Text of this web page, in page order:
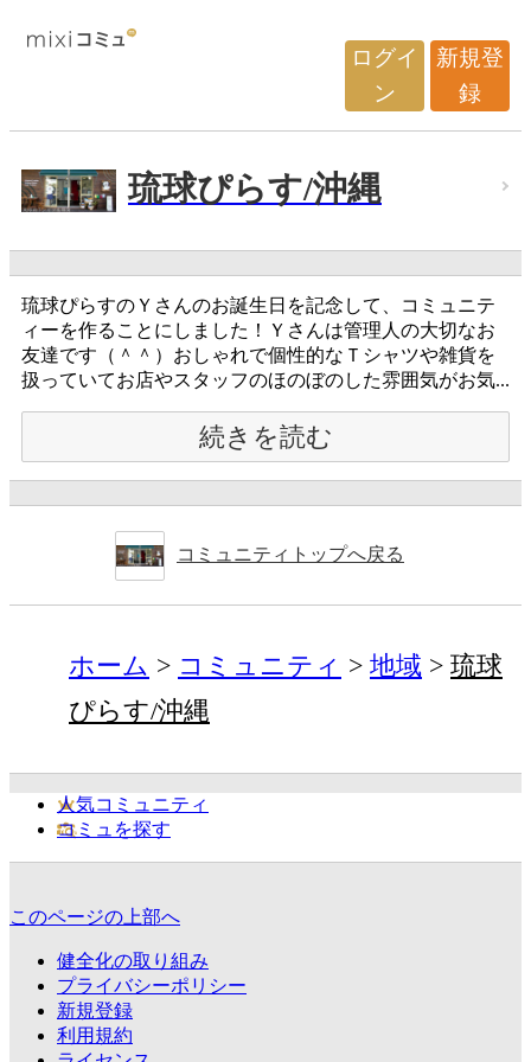
ログイ
ン
新規登
録
琉球ぴらす/沖縄
琉球ぴらすのＹさんのお誕生日を記念して、コミュニテ
ィーを作ることにしました！Ｙさんは管理人の大切なお
友達です（＾＾）おしゃれで個性的なＴシャツや雑貨を
扱っていてお店やスタッフのほのぼのした雰囲気がお気...
続きを読む
コミュニティトップへ戻る
ホーム コミュニティ 地域
琉球
ぴらす/沖縄
人気コミュニティ
コミュを探す
このページの上部へ
健全化の取り組み
プライバシーポリシー
新規登録
利用規約